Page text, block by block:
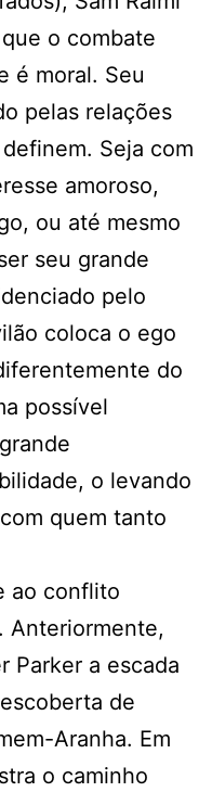
o combate
é moral. Seu
pelas relações
Seja com
amoroso,
ou até mesmo
seu grande
pelo
coloca o ego
do
possível
o levando
quem tanto
ao conflito
Anteriormente,
Parker a escada
de
Aranha. Em
o caminho